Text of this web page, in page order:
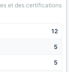
et des certifications
12
5
5